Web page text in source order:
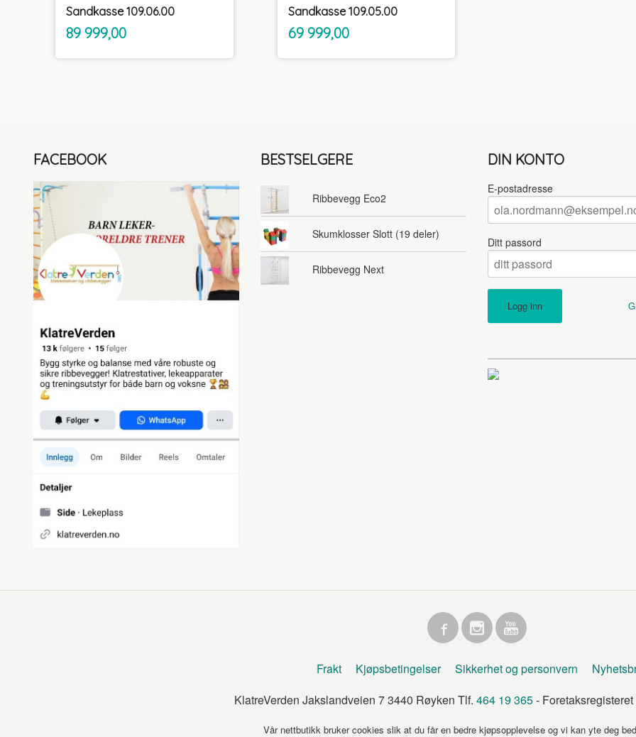
Sandkasse 109.06.00
Pris
89 999,00mva.
Sandkasse 109.05.00
Pris
69 999,00inkl.
mva.
FACEBOOK BESTSELGERE
Ribbevegg Eco2
Skumklosser Slott (19 deler)
Ribbevegg Next
DIN KONTO
E-postadresse
Ditt passord
Frakt Kjøpsbetingelser Sikkerhet og personvern
KlatreVerden Jakslandveien 7 3440 Røyken Tlf. 464 19 365-
Vår nettbutikk bruker cookies slik at du får en bedre kjøpsopplevelse og vi kan yte deg